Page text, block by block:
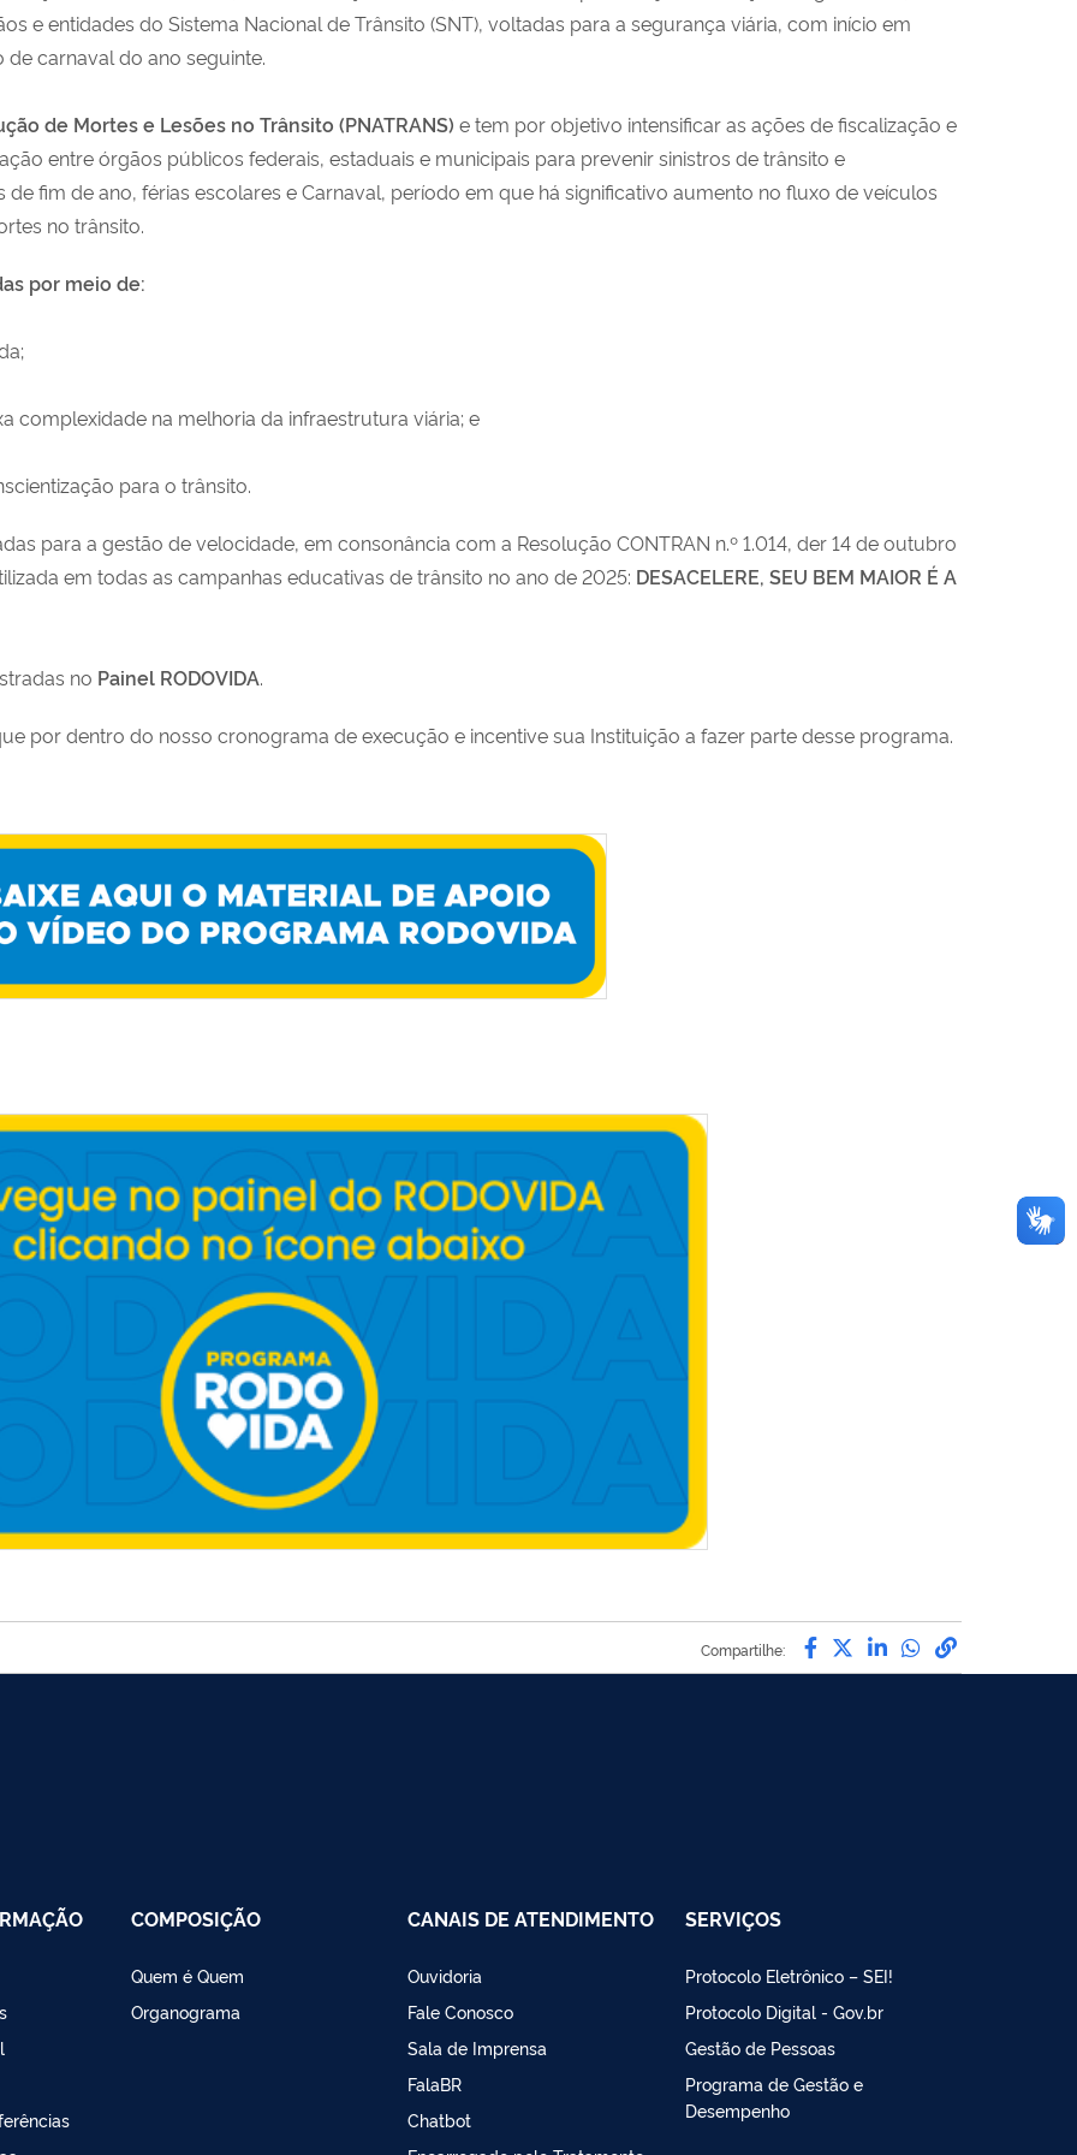
e entidades do Sistema Nacional de Trânsito (SNT), voltadas para a segurança viária, com início em
carnaval do ano seguinte.
de Mortes e Lesões no Trânsito (PNATRANS) e tem por objetivo intensificar as ações de fiscalização e
entre órgãos públicos federais, estaduais e municipais para prevenir sinistros de trânsito e
fim de ano, férias escolares e Carnaval, período em que há significativo aumento no fluxo de veículos
no trânsito.
por meio de:
na melhoria da infraestrutura viária; e
para o trânsito.
para a gestão de velocidade, em consonância com a Resolução CONTRAN n.º 1.014, der 14 de outubro
em todas as campanhas educativas de trânsito no ano de 2025: DESACELERE, SEU BEM MAIOR É A
no Painel RODOVIDA.
por dentro do nosso cronograma de execução e incentive sua Instituição a fazer parte desse programa.
Compartilhe: Compartilhe por
Compartilhe por
Compartilhe por
Compartilhe
link para
COMPOSIÇÃO
Quem é Quem
Organograma
CANAIS DE ATENDIMENTO
Ouvidoria
Fale Conosco
Sala de Imprensa
FalaBR
Chatbot
SERVIÇOS
Protocolo Eletrônico – SEI!
Protocolo Digital - Gov.br
Gestão de Pessoas
Programa de Gestão e
Desempenho